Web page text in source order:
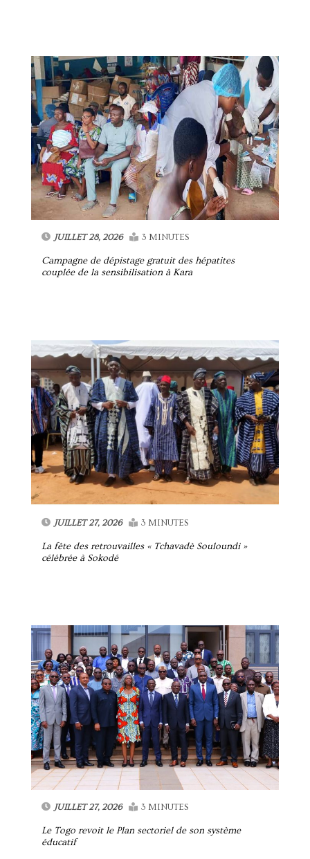
JUILLET 28, 2026 3 MINUTES
Campagne de dépistage gratuit des hépatites
couplée de la sensibilisation à Kara
JUILLET 27, 2026 3 MINUTES
La fête des retrouvailles « Tchavadè Souloundi »
célébrée à Sokodé
JUILLET 27, 2026 3 MINUTES
Le Togo revoit le Plan sectoriel de son système
éducatif